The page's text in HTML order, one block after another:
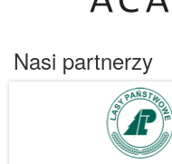
Nasi partnerzy